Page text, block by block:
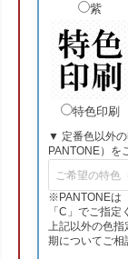
紫
特色印刷
▼ 定番色以外の
PANTONE）を
※PANTONEは
「C」でご指定
上記以外の色
期についてご相